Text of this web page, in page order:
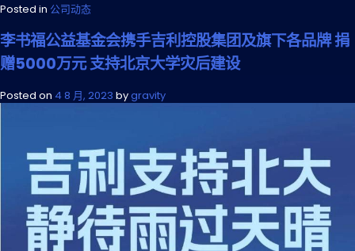
Posted in 公司动态
李书福公益基金会携手吉利控股集团及旗下各品牌 捐
赠5000万元 支持北京大学灾后建设
Posted on 4 8 月, 2023 bygravity